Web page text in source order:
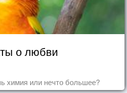
о любви
химия или нечто большее?